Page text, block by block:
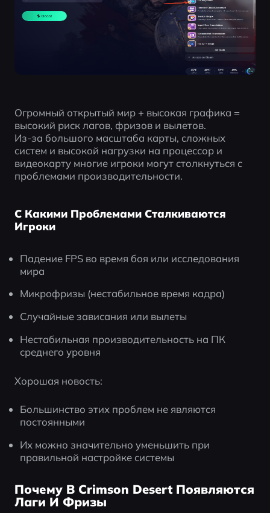
Огромный открытый мир + высокая графика =
высокий риск лагов, фризов и вылетов.
Из-за большого масштаба карты, сложных
систем и высокой нагрузки на процессор и
видеокарту многие игроки могут столкнуться с
проблемами производительности.
С Какими Проблемами Сталкиваются
Игроки
Падение FPS во время боя или исследования
мира
Микрофризы (нестабильное время кадра)
Случайные зависания или вылеты
Нестабильная производительность на ПК
среднего уровня
Хорошая новость:
Большинство этих проблем не являются
постоянными
Их можно значительно уменьшить при
правильной настройке системы
Почему В Crimson Desert Появляются
Лаги И Фризы